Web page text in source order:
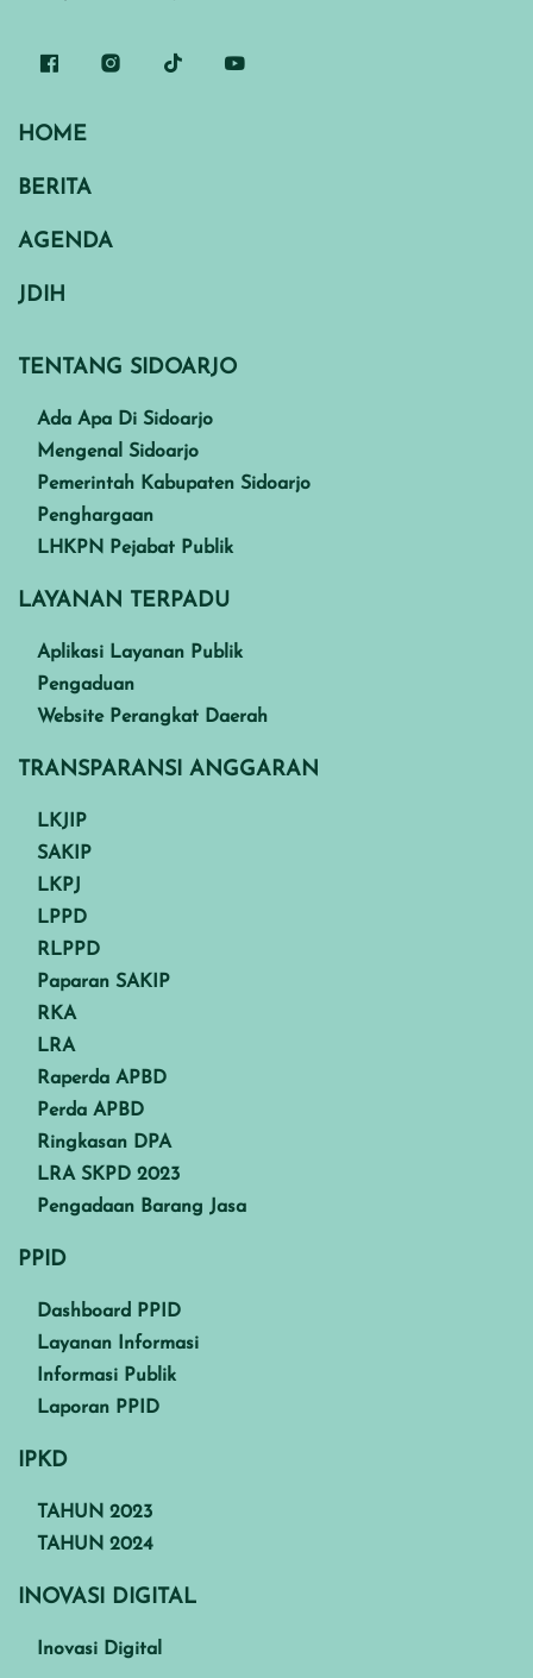
HOME
BERITA
AGENDA
JDIH
TENTANG SIDOARJO
Ada Apa Di Sidoarjo
Mengenal Sidoarjo
Pemerintah Kabupaten Sidoarjo
Penghargaan
LHKPN Pejabat Publik
LAYANAN TERPADU
Aplikasi Layanan Publik
Pengaduan
Website Perangkat Daerah
TRANSPARANSI ANGGARAN
LKJIP
SAKIP
LKPJ
LPPD
RLPPD
Paparan SAKIP
RKA
LRA
Raperda APBD
Perda APBD
Ringkasan DPA
LRA SKPD 2023
Pengadaan Barang Jasa
PPID
Dashboard PPID
Layanan Informasi
Informasi Publik
Laporan PPID
IPKD
TAHUN 2023
TAHUN 2024
INOVASI DIGITAL
Inovasi Digital